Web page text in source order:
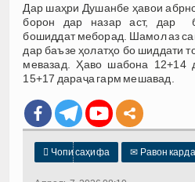
Дар шаҳри Душанбе ҳавои
борон дар назар аст, дар
бошиддат меборад. Шамол аз
дар баъзе ҳолатҳо бо шиддати
мевазад. Ҳаво шабона 12+14
15+17 дараҷа гарм мешавад.
 Чопи саҳифа ✉ Равон